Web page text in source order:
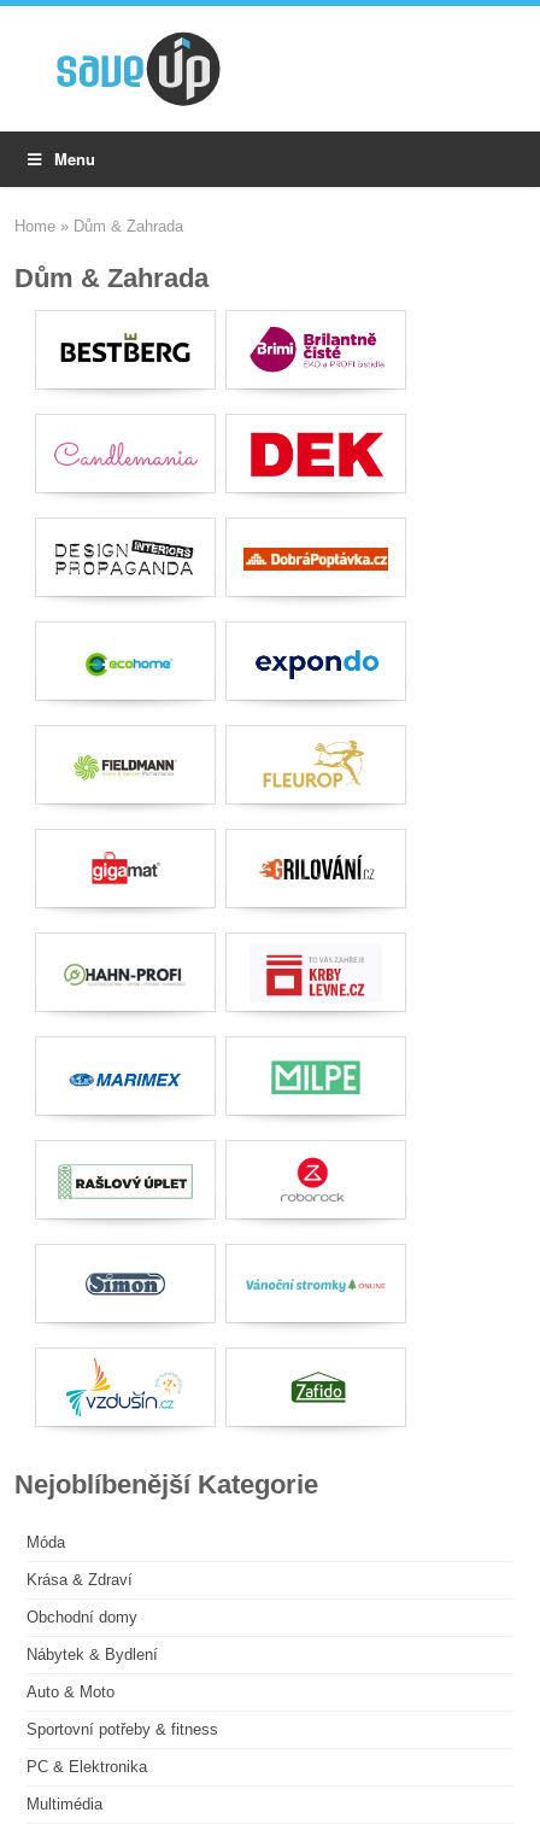
Menu
Home » Dům & Zahrada
Dům & Zahrada
Nejoblíbenější Kategorie
Móda
Krása & Zdraví
Obchodní domy
Nábytek & Bydlení
Auto & Moto
Sportovní potřeby & fitness
PC & Elektronika
Multimédia